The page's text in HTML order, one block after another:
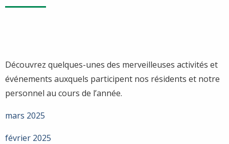
Découvrez quelques-unes des merveilleuses activités et
événements auxquels participent nos résidents et notre
personnel au cours de l’année.
mars 2025
février 2025